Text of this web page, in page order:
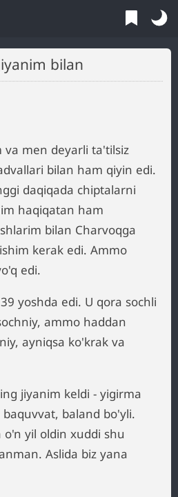
bilan
va men deyarli ta'tilsiz
bilan ham qiyin edi.
daqiqada chiptalarni
haqiqatan ham
bilan Charvoqga
kerak edi. Ammo
edi.
yoshda edi. U qora sochli
ammo haddan
ayniqsa ko'krak va
jiyanim keldi - yigirma
baland bo'yli.
yil oldin xuddi shu
Aslida biz yana